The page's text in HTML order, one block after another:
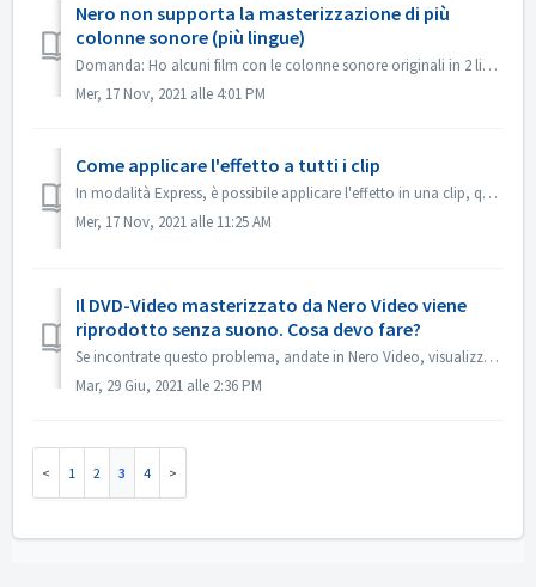
Nero non supporta la masterizzazione di più
colonne sonore (più lingue)
Domanda: Ho alcuni film con le colonne sonore originali in 2 lingue incluse (tedesco e inglese). Ma non riesco a mettere la 2a traccia audio sul DVD; viene ...
Mer, 17 Nov, 2021 alle 4:01 PM
Come applicare l'effetto a tutti i clip
In modalità Express, è possibile applicare l'effetto in una clip, quindi aprire il "Controllo effetto Express", abilitare "Applica a tutt...
Mer, 17 Nov, 2021 alle 11:25 AM
Il DVD-Video masterizzato da Nero Video viene
riprodotto senza suono. Cosa devo fare?
Se incontrate questo problema, andate in Nero Video, visualizzate l'anteprima del vostro progetto sorgente. Assicurati che il suono sia ok prima della m...
Mar, 29 Giu, 2021 alle 2:36 PM
1 2 3 4